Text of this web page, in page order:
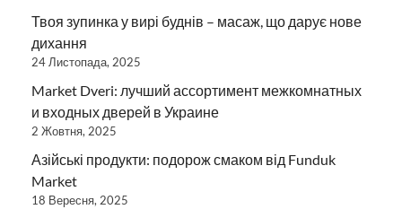
Твоя зупинка у вирі буднів – масаж, що дарує нове
дихання
24 Листопада, 2025
Market Dveri: лучший ассортимент межкомнатных
и входных дверей в Украине
2 Жовтня, 2025
Азійські продукти: подорож смаком від Funduk
Market
18 Вересня, 2025